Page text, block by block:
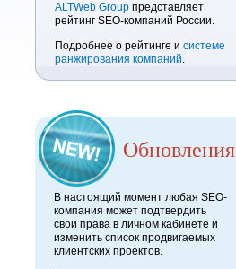
ALTWeb Group представляет
рейтинг SEO-компаний России.
Подробнее о рейтинге и системе
ранжирования компаний.
Обновления
В настоящий момент любая SEO-
компания может подтвердить
свои права в личном кабинете и
изменить список продвигаемых
клиентских проектов.